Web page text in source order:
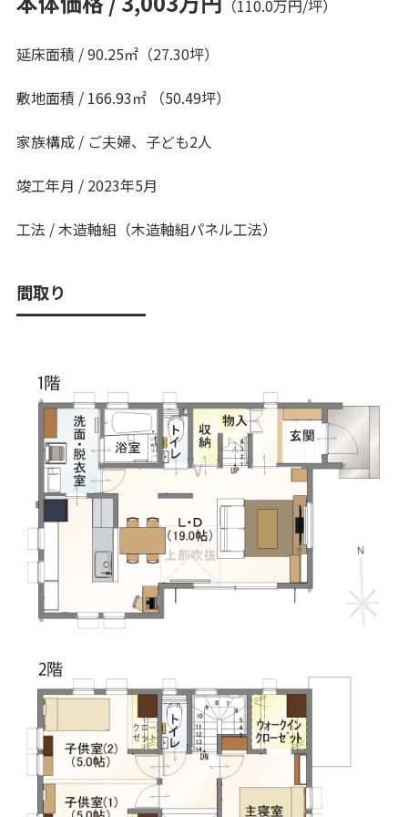
（110.0万円/坪）
延床面積 / 90.25㎡（27.30坪）
敷地面積 / 166.93㎡ （50.49坪）
家族構成 / ご夫婦、子ども2人
竣工年月 / 2023年5月
工法 / 木造軸組（木造軸組パネル工法）
間取り